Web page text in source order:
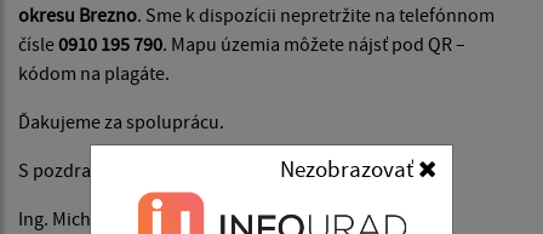
Nezobrazovať
okresu Brezno. Sme k dispozícii nepretržite na telefónnom
čísle0910 195 790. Mapu územia môžete nájsť pod QR –
kódom na plagáte.
Ďakujeme za spoluprácu.
S pozdravom
Ing. Michal Mlynár